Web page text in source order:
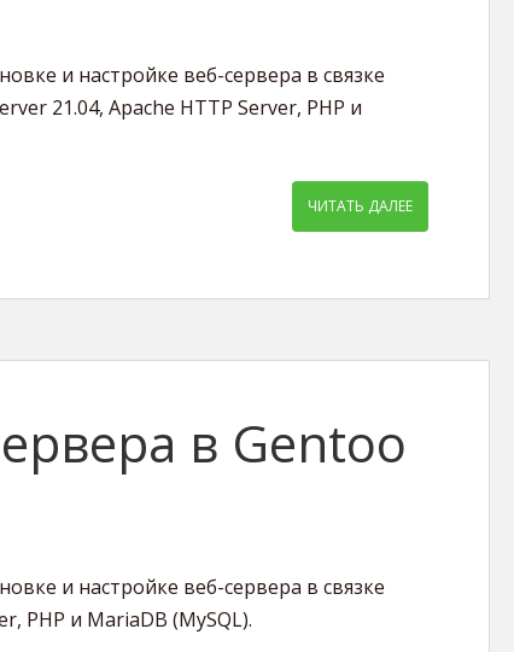
и настройке веб-сервера в связке
21.04, Apache HTTP Server, PHP и
ЧИТАТЬ ДАЛЕЕ
в Gentoo
и настройке веб-сервера в связке
PHP и MariaDB (MySQL).